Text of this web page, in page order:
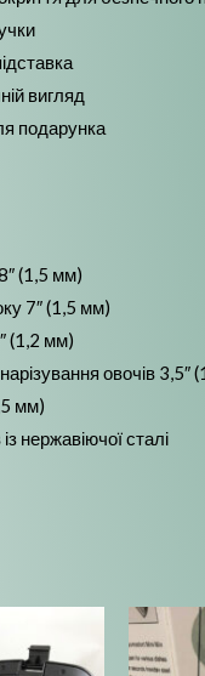
вигляд
подарунка
(1,5 мм)
7″ (1,5 мм)
(1,2 мм)
овочів 3,5″
мм)
нержавіючої сталі